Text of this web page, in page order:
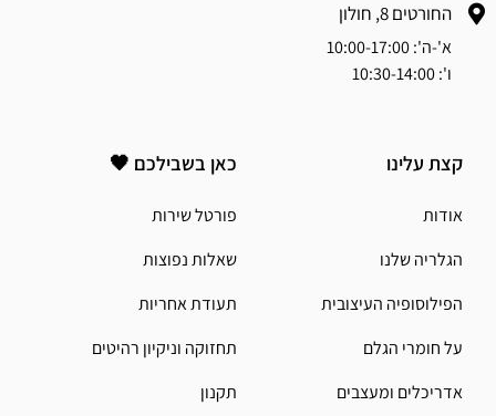
החורטים 8, חולון
א'-ה': 10:00-17:00
ו': 10:30-14:00
קצת עלינו
אודות
הגלריה שלנו
הפילוסופיה העיצובית
על חומרי הגלם
אדריכלים ומעצבים
כאן בשבילכם 🖤
פורטל שירות
שאלות נפוצות
תעודת אחריות
תחזוקה וניקיון רהיטים
תקנון